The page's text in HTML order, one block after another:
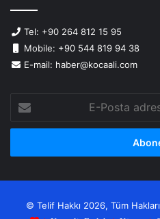
Tel: +90 264 812 15 95
Mobile: +90 544 819 94 38
E-mail: haber@kocaali.com
Posta
adresinizi
© Telif Hakkı 2026, Tüm